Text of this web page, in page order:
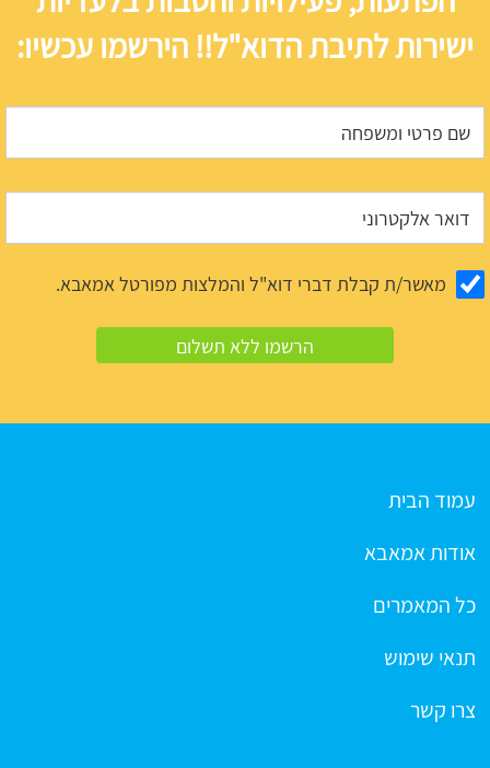
ישירות לתיבת הדוא"ל!! הירשמו עכשיו:
מאשר/ת קבלת דברי דוא"ל והמלצות מפורטל אמאבא.
עמוד הבית
אודות אמאבא
כל המאמרים
תנאי שימוש
צרו קשר